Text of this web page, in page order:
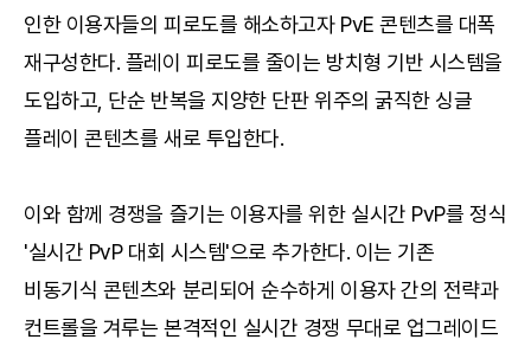
인한 이용자들의 피로도를 해소하고자 PvE 콘텐츠를 대폭
재구성한다. 플레이 피로도를 줄이는 방치형 기반 시스템을
도입하고, 단순 반복을 지양한 단판 위주의 굵직한 싱글
플레이 콘텐츠를 새로 투입한다.
이와 함께 경쟁을 즐기는 이용자를 위한 실시간 PvP를 정식
'실시간 PvP 대회 시스템'으로 추가한다. 이는 기존
비동기식 콘텐츠와 분리되어 순수하게 이용자 간의 전략과
컨트롤을 겨루는 본격적인 실시간 경쟁 무대로 업그레이드